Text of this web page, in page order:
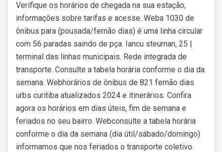
Verifique os horários de chegada na sua estação,
informações sobre tarifas e acesse. Weba 1030 de
ônibus para (pousada/fernão dias) é uma linha circular
com 56 paradas saindo de pça. Iancu steuman, 25 |
terminal das linhas municipais. Rede integrada de
transporte. Consulte a tabela horária conforme o dia da
semana. Webhorários de ônibus de 821 fernão dias
urbs curitiba atualizados 2024 e itinerários. Confira
agora os horários em dias úteis, fim de semana e
feriados no seu bairro. Webconsulte a tabela horária
conforme o dia da semana (dia útil/sábado/domingo)
informamos que nos feriados o transporte coletivo.